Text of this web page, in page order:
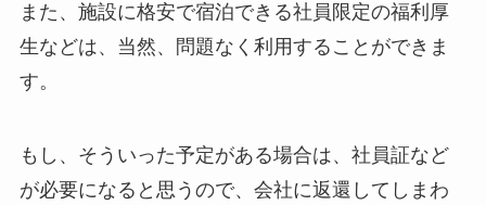
また、施設に格安で宿泊できる社員限定の福利厚
生などは、当然、問題なく利用することができま
す。
もし、そういった予定がある場合は、社員証など
が必要になると思うので、会社に返還してしまわ